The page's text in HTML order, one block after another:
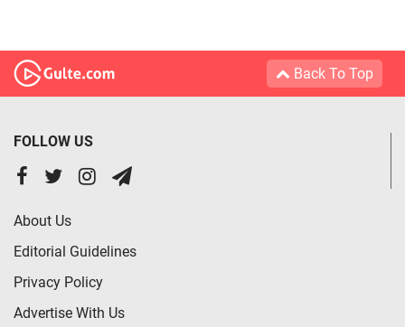
Back To Top
FOLLOW US
About Us
Editorial Guidelines
Privacy Policy
Advertise With Us